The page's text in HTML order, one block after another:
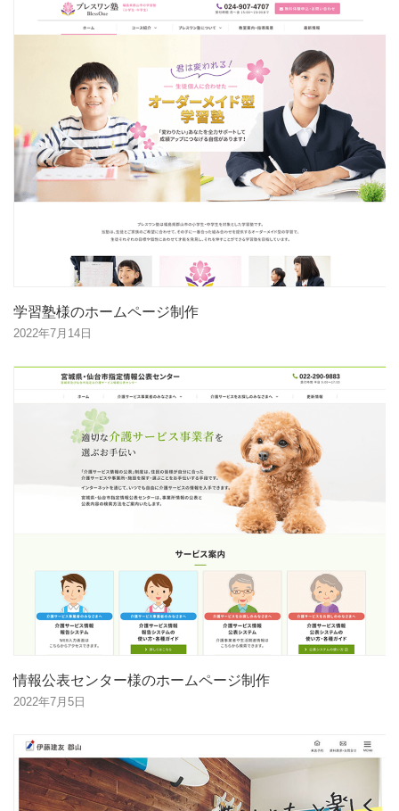
学習塾様のホームページ制作
2022年7月14日
情報公表センター様のホームページ制作
2022年7月5日